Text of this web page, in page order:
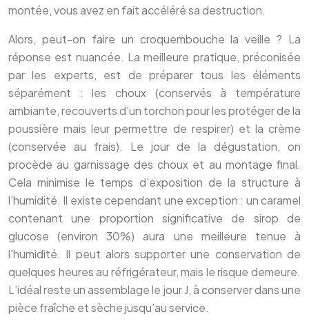
montée, vous avez en fait accéléré sa destruction.
Alors, peut-on faire un croquembouche la veille ? La
réponse est nuancée. La meilleure pratique, préconisée
par les experts, est de préparer tous les éléments
séparément : les choux (conservés à température
ambiante, recouverts d’un torchon pour les protéger de la
poussière mais leur permettre de respirer) et la crème
(conservée au frais). Le jour de la dégustation, on
procède au garnissage des choux et au montage final.
Cela minimise le temps d’exposition de la structure à
l’humidité. Il existe cependant une exception : un caramel
contenant une proportion significative de sirop de
glucose (environ 30%) aura une meilleure tenue à
l’humidité. Il peut alors supporter une conservation de
quelques heures au réfrigérateur, mais le risque demeure.
L’idéal reste un assemblage le jour J, à conserver dans une
pièce fraîche et sèche jusqu’au service.